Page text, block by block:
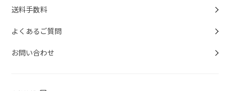
送料手数料
よくあるご質問
お問い合わせ